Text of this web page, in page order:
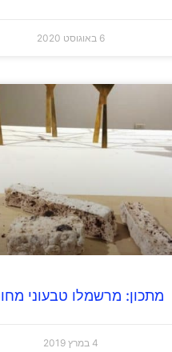
מתכון: מרשמלו טבעוני